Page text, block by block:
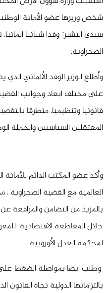
شخص وزيرها عضو الأمانة
سيدي البشير” وفدا شبانبا
الصحراوية.
وأطلع الوزير الوفد الألماني
على مختلف ابعاد وجوانب
قانونيا وتنظيميا، متطرقا
المعتقلين السياسيين والحملة
وأكد عضو المكتب الدائم
العالمية مع القضية الصحراوية
بالمزيد من التضامن والمرافعة
خلال المقاطعة الاقتصادية
لمحكمة العدل الأوروبية.
وطلب ايضا بمواصلة الضغط على
بالتزاماتها الدولية تجاه